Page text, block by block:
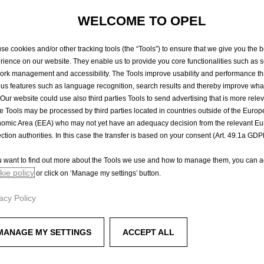
les raisons d’une suspension ou d’une suppression.
sans interruption, sans erreurs ou virus et nous ne serons pas
le site est bloqué.
annonce préalable.
en France
en France. Nous ne pouvons garantir la disponibilité des
en France métropolitaine et dans les DOM suivants: Guyane,
peuvent ne pas répondre aux exigences légales de pays
que les lois locales (France) soient conformes et valables avec les
s’appliquent uniquement aux appels faits en provenance de la
en sécurité
un mot de passe ou un autre élément d’information faisant
ne devez pas montrer ces informations à un tiers.
utilisateur ou mot de passe, qu’il soit choisi par vous ou
conditions générales d’utilisation.
votre identifiant utilisateur ou mot de passe, vous devez nous
WELCOME TO OPEL
cookies and/or other tracking tools (the “Tools”) to ensure that we give you the
on our website. They enable us to provide you core functionalities such as
management and accessibility. The Tools improve usability and performance
features such as language recognition, search results and thereby improve
website could use also third parties Tools to send advertising that is more
Tools may be processed by third parties located in countries outside of the
Area (EEA) who may not yet have an adequacy decision from the relevant
authorities. In this case the transfer is based on your consent (Art. 49.1a
want to find out more about the Tools we use and how to manage them, you can
policyor click on ‘Manage my settings’ button.
Policy
MANAGE MY SETTINGS ACCEPT ALL